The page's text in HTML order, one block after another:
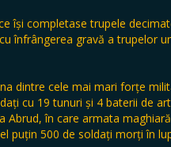
își completase trupele
înfrângerea gravă a trupelor
dintre cele mai mari forțe
cu 19 tunuri și 4 baterii de
Abrud, în care armata
puțin 500 de soldați morți în